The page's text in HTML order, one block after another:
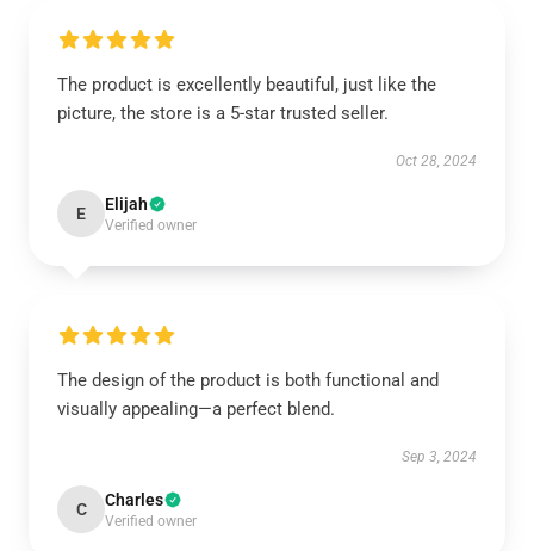
The product is excellently beautiful, just like the
picture, the store is a 5-star trusted seller.
Oct 28, 2024
E Elijah
Verified owner
The design of the product is both functional and
visually appealing—a perfect blend.
Sep 3, 2024
C Charles
Verified owner